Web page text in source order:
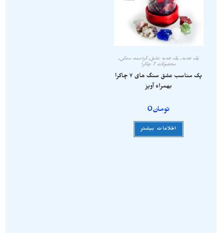
پک هدیه,پک هدیه عشق,گردنبند سنگی,
محصولات 7 چاکرا
پک مناسب عشق سنگ های ۷ چاکرا
بهمراه آویز
تومان0
اطلاعات بیشتر